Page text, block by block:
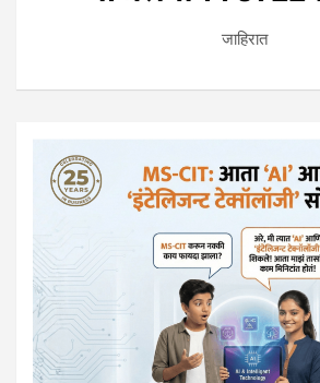
जाहिरात